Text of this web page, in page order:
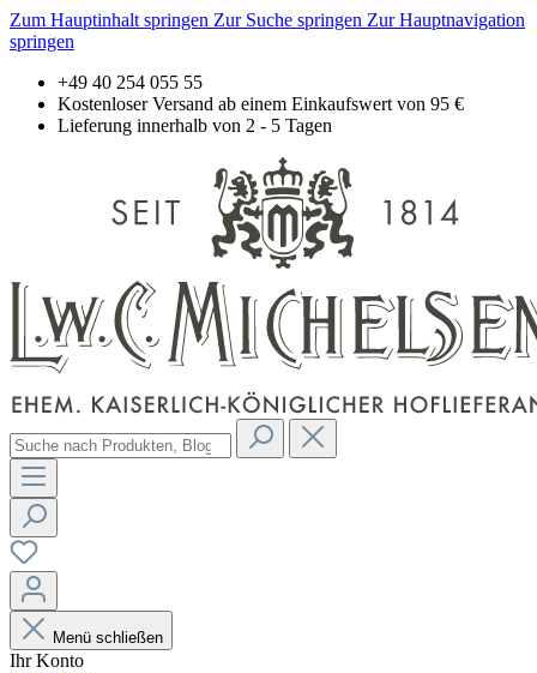
Zum Hauptinhalt springen Zur Suche springen Zur Hauptnavigation
springen
+49 40 254 055 55
Kostenloser Versand ab einem Einkaufswert von 95 €
Lieferung innerhalb von 2 - 5 Tagen
Menü schließen
Ihr Konto